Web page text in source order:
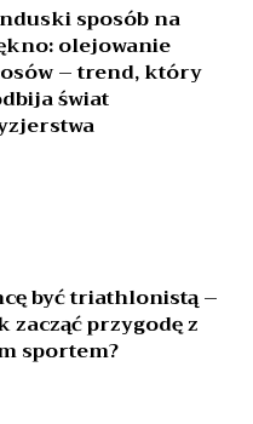
sposób na
olejowanie
– trend, który
świat
być triathlonistą –
zacząć przygodę z
sportem?